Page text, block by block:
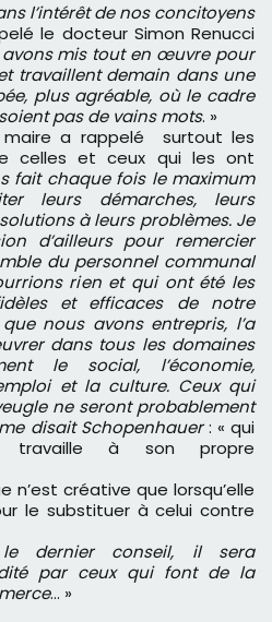
le docteur Simon Renucci
avons mis tout en œuvre pour
travaillent demain dans une
plus agréable, où le cadre
pas de vains mots. »
maire a rappelé surtout les
celles et ceux qui les ont
fait chaque fois le maximum
leurs démarches, leurs
à leurs problèmes. Je
d’ailleurs pour remercier
du personnel communal
rien et qui ont été les
et efficaces de notre
nous avons entrepris, l’a
dans tous les domaines
le social, l’économie,
et la culture. Ceux qui
ne seront probablement
disait Schopenhauer: « qui
travaille à son propre
n’est créative que lorsqu’elle
le substituer à celui contre
dernier conseil, il sera
par ceux qui font de la
… »